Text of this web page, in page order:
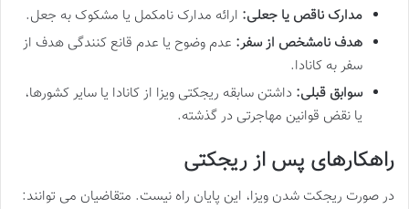
مدارک ناقص یا جعلی: ارائه مدارک نامکمل یا مشکوک به جعل.
هدف نامشخص از سفر: عدم وضوح یا عدم قانع کنندگی هدف از
سفر به کانادا.
سوابق قبلی: داشتن سابقه ریجکتی ویزا از کانادا یا سایر کشورها،
یا نقض قوانین مهاجرتی در گذشته.
راهکارهای پس از ریجکتی
در صورت ریجکت شدن ویزا، این پایان راه نیست. متقاضیان می توانند: